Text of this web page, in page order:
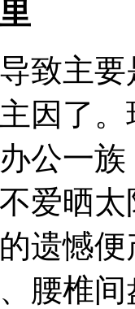
主要
因了
公一
爱晒
遗憾
腰椎